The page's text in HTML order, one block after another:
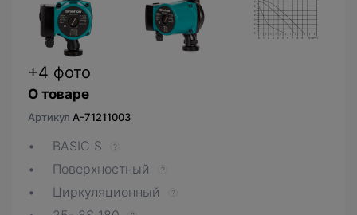
+4 фото
О товаре
Артикул A-71211003
BASIC S ?
Поверхностный ?
Циркуляционный ?